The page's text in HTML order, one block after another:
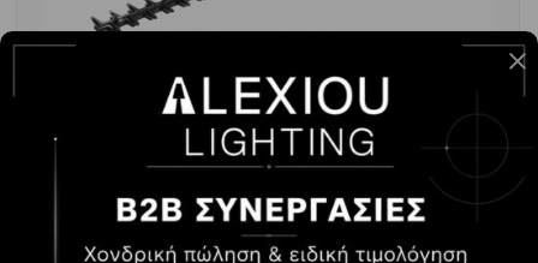
TOTAL ΨΑΛΙΔΙ ΜΠΟΡΝΤΟΥΡΑΣ ΒΕΝΖΙΝΟΚΙΝΗΤΟ